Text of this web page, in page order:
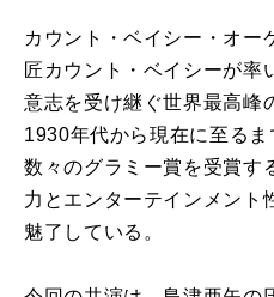
カウント・ベイシー・オー
匠カウント・ベイシーが率
意志を受け継ぐ世界最高峰
1930年代から現在に至るま
数々のグラミー賞を受賞す
力とエンターテインメント
魅了している。